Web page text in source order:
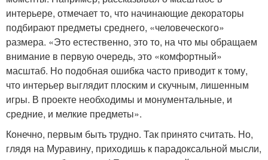
интерьере, отмечает то, что начинающие декораторы
подбирают предметы среднего, «человеческого»
размера. «Это естественно, это то, на что мы обращаем
внимание в первую очередь, это «комфортный»
масштаб. Но подобная ошибка часто приводит к тому,
что интерьер выглядит плоским и скучным, лишенным
игры. В проекте необходимы и монументальные, и
средние, и мелкие предметы».
Конечно, первым быть трудно. Так принято считать. Но,
глядя на Муравину, приходишь к парадоксальной мысли,